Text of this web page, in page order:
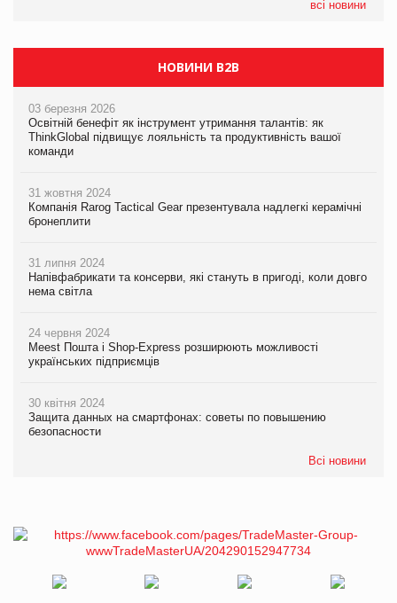
всі новини
НОВИНИ B2B
03 березня 2026
Освітній бенефіт як інструмент утримання талантів: як
ThinkGlobal підвищує лояльність та продуктивність вашої
команди
31 жовтня 2024
Компанія Rarog Tactical Gear презентувала надлегкі керамічні
бронеплити
31 липня 2024
Напівфабрикати та консерви, які стануть в пригоді, коли довго
нема світла
24 червня 2024
Meest Пошта і Shop-Express розширюють можливості
українських підприємців
30 квітня 2024
Защита данных на смартфонах: советы по повышению
безопасности
Всі новини